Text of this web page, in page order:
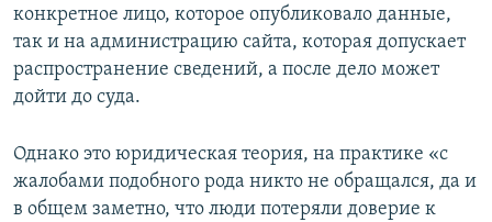
конкретное лицо, которое опубликовало данные,
так и на администрацию сайта, которая допускает
распространение сведений, а после дело может
дойти до суда.
Однако это юридическая теория, на практике «с
жалобами подобного рода никто не обращался, да и
в общем заметно, что люди потеряли доверие к